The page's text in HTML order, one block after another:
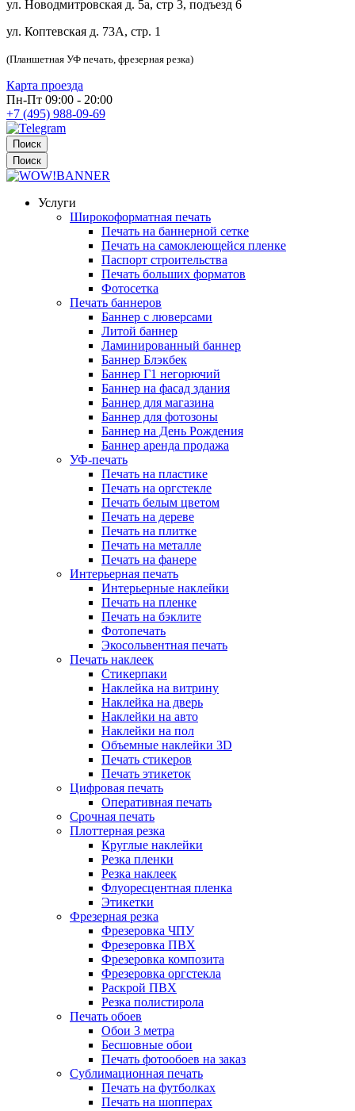
ул. Новодмитровская д. 5а, стр 3, подъезд 6
ул. Коптевская д. 73А, стр. 1
(Планшетная УФ печать, фрезерная резка)
Карта проезда
Пн-Пт 09:00 - 20:00
+7 (495) 988-09-69
Поиск
Поиск
Услуги
Широкоформатная печать
Печать на баннерной сетке
Печать на самоклеющейся пленке
Паспорт строительства
Печать больших форматов
Фотосетка
Печать баннеров
Баннер с люверсами
Литой баннер
Ламинированный баннер
Баннер Блэкбек
Баннер Г1 негорючий
Баннер на фасад здания
Баннер для магазина
Баннер для фотозоны
Баннер на День Рождения
Баннер аренда продажа
УФ-печать
Печать на пластике
Печать на оргстекле
Печать белым цветом
Печать на дереве
Печать на плитке
Печать на металле
Печать на фанере
Интерьерная печать
Интерьерные наклейки
Печать на пленке
Печать на бэклите
Фотопечать
Экосольвентная печать
Печать наклеек
Стикерпаки
Наклейка на витрину
Наклейка на дверь
Наклейки на авто
Наклейки на пол
Объемные наклейки 3D
Печать стикеров
Печать этикеток
Цифровая печать
Оперативная печать
Срочная печать
Плоттерная резка
Круглые наклейки
Резка пленки
Резка наклеек
Флуоресцентная пленка
Этикетки
Фрезерная резка
Фрезеровка ЧПУ
Фрезеровка ПВХ
Фрезеровка композита
Фрезеровка оргстекла
Раскрой ПВХ
Резка полистирола
Печать обоев
Обои 3 метра
Бесшовные обои
Печать фотообоев на заказ
Сублимационная печать
Печать на футболках
Печать на шопперах